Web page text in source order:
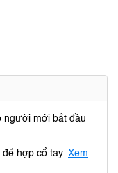
người mới bắt đầu
hợp cổ tay Xem